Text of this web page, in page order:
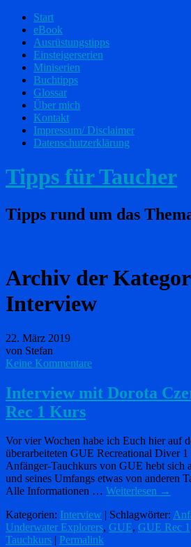
Start
eBook
Ausrüstungstipps
Einsteigerserien
Miniserien
Buchtipps
Glossar
Über mich
Kontakt
Impressum/ Disclaimer
Datenschutzerklärung
Tipps für Taucher
Tipps rund um das
Archiv der
Interview
22. März 2019
von Stefan
Keine Kommentare
Interview mit Dorota
Rec 1 Kurs
Vor vier Wochen habe ich Euch hier auf
überarbeiteten GUE Recreational Diver
Anfänger-Tauchkurs von GUE hebt sich
und seines Umfangs etwas von anderen
Alle Informationen … Weiterlesen →
Kategorien: Interview | Schlagwörter:
Underwater Explorers, GUE, GUE Rec 1
Tauchkurs
Permalink